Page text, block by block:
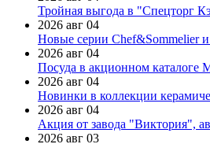
Тройная выгода в "Спецторг
2026 авг 04
Новые серии Chef&Sommelier
2026 авг 04
Посуда в акционном каталоге
2026 авг 04
Новинки в коллекции
2026 авг 04
Акция от завода "Виктория",
2026 авг 03